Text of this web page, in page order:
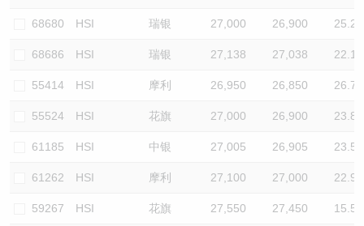
68680 HSI 瑞银 27,000 26,900 25.2
68686 HSI 瑞银 27,138 27,038 22.1
55414 HSI 摩利 26,950 26,850 26.7
55524 HSI 花旗 27,000 26,900 23.8
61185 HSI 中银 27,005 26,905 23.5
61262 HSI 摩利 27,100 27,000 22.9
59267 HSI 花旗 27,550 27,450 15.5